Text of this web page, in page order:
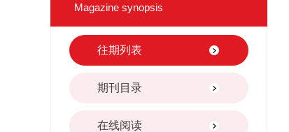
Magazine synopsis
往期列表
期刊目录
在线阅读